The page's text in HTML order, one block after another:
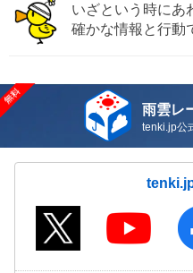
いざという時にあ
確かな情報と行動
雨雲レ
tenki.jp公